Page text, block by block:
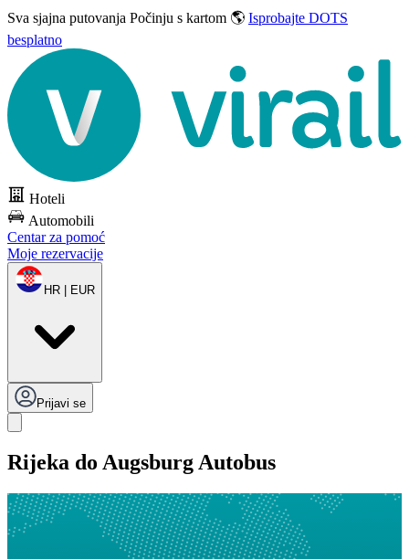
Sva sjajna putovanja Počinju s kartom 🌎 Isprobajte DOTS
besplatno
Hoteli
Automobili
Centar za pomoć
Moje rezervacije
HR | EUR
Prijavi se
Rijeka do Augsburg Autobus